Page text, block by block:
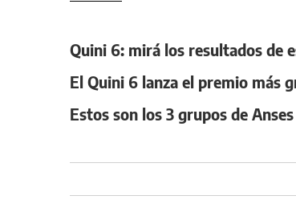
Quini 6: mirá los resultados de
El Quini 6 lanza el premio más
Estos son los 3 grupos de